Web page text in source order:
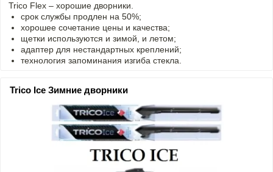
Trico Flex – хорошие дворники.
срок службы продлен на 50%;
хорошее сочетание цены и качества;
щетки используются и зимой, и летом;
адаптер для нестандартных креплений;
технология запоминания изгиба стекла.
Trico Ice Зимние дворники